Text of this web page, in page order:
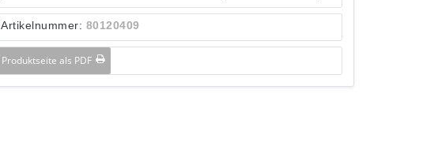
Artikelnummer: 80120409
Produktseite als PDF